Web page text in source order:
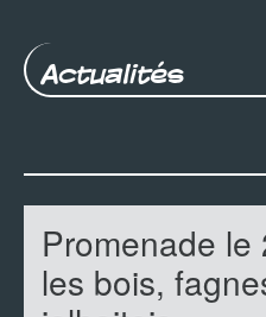
Actualités
Promenade le
les bois,